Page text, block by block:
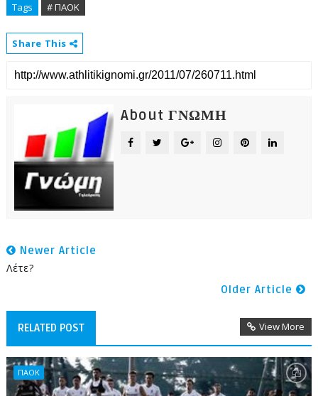
Tags # ΠΑΟΚ
Share This
About ΓΝΩΜΗ
Newer Article
Λέτε?
Older Article
RELATED POST View More
ΠΑΟΚ